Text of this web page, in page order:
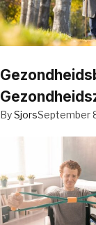
BySjorsSeptember